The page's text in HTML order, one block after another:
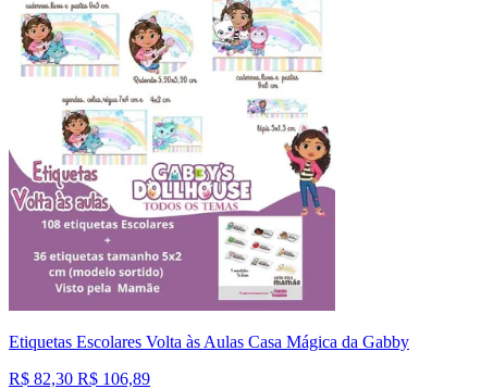
Etiquetas Escolares Volta às Aulas Casa Mágica da Gabby
R$ 82,30 R$ 106,89